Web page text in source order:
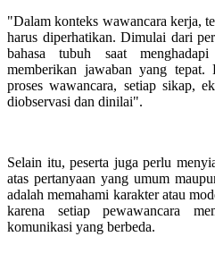
"Dalam konteks wawancara kerja,
harus diperhatikan. Dimulai dari
bahasa tubuh saat
memberikan jawaban yang tepat.
proses wawancara, setiap sikap,
diobservasi dan dinilai".
Selain itu, peserta juga perlu
atas pertanyaan yang umum
adalah memahami karakter atau
karena setiap pewawancara
komunikasi yang berbeda.